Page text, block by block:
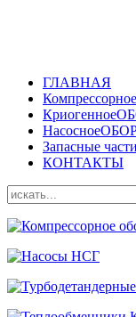
ГЛАВНАЯ
Компрессорное
Криогенное
Насосное
Запасные части
КОНТАКТЫ